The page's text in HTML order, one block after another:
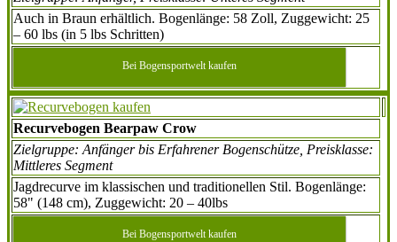
Auch in Braun erhältlich. Bogenlänge: 58 Zoll, Zuggewicht: 25
– 60 lbs (in 5 lbs Schritten)
Bei Bogensportwelt kaufen
Recurvebogen Bearpaw Crow
Zielgruppe: Anfänger bis Erfahrener Bogenschütze, Preisklasse:
Mittleres Segment
Jagdrecurve im klassischen und traditionellen Stil. Bogenlänge:
58" (148 cm), Zuggewicht: 20 – 40lbs
Bei Bogensportwelt kaufen